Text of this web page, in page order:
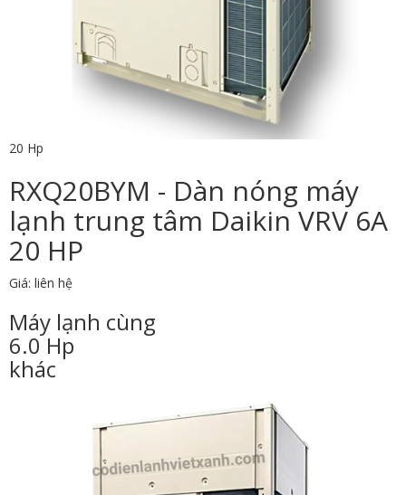
20 Hp
RXQ20BYM - Dàn nóng máy
lạnh trung tâm Daikin VRV 6A
20 HP
Giá: liên hệ
Máy lạnh cùng
6.0 Hp
khác